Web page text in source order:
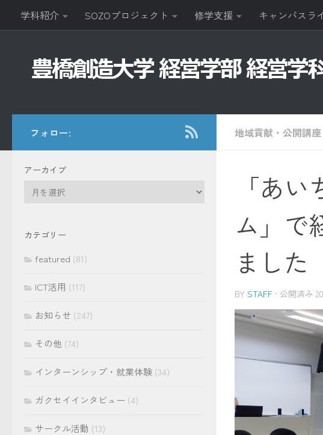
コンテンツへスキップ
学科紹介 SOZOプロジェクト 修学支援 キャンパスラ
地域貢献・公開講座
「あ
ム」で
ました
BY STAFF · 公開済み
フォロー:
アーカイブ
イ
カテゴリー
featured (81)
ICT活用 (117)
お知らせ (247)
その他 (74)
インターンシップ・就業体験 (34)
ガクセイインタビュー (4)
サークル活動 (13)